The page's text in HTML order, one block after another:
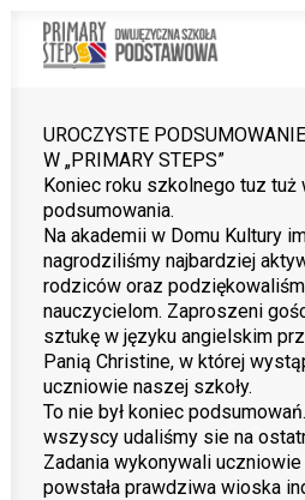
O NAS
NAUCZANIE
Z ŻYCIA
PRACUJ
STREFA
PROJEKT
UROCZYSTE
W „PRIMARY STEPS”
Koniec roku szkolnego tuz tuż
podsumowania.
Na akademii w Domu Kultury
nagrodziliśmy najbardziej
rodziców oraz
nauczycielom. Zaproszeni
sztukę w języku angielskim
Panią Christine, w której
uczniowie naszej szkoły.
To nie był koniec
wszyscy udaliśmy sie na
Zadania wykonywali
powstała prawdziwa wioska